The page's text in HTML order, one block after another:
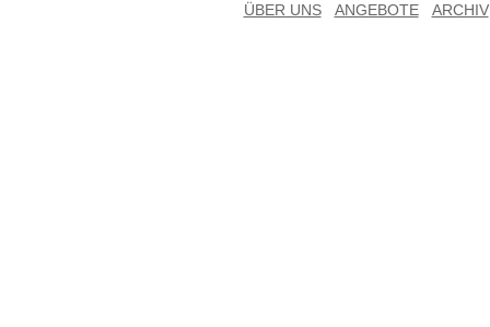
ÜBER UNS ANGEBOTE ARCHIV